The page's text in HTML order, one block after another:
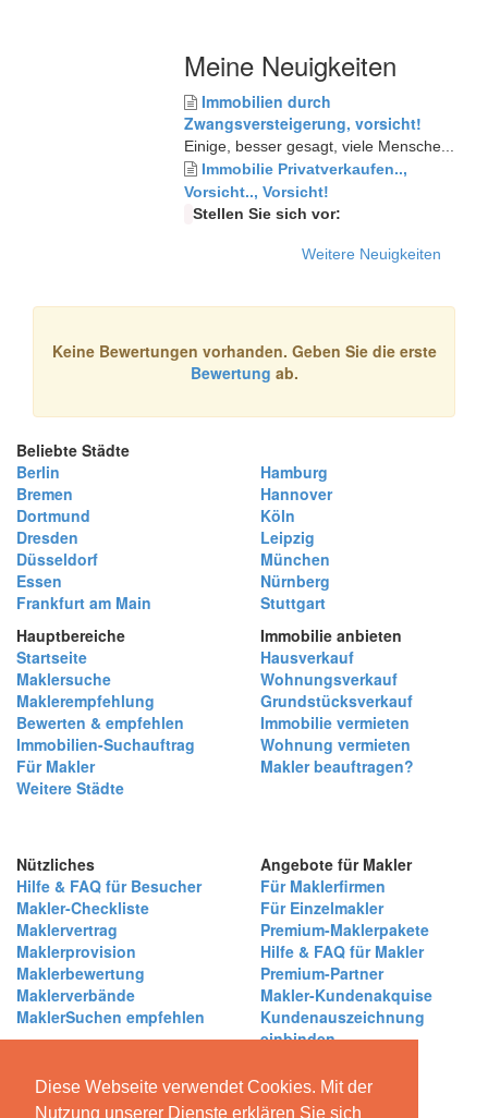
Diese Webseite verwendet Cookies. Mit der
Nutzung unserer Dienste erklären Sie sich
Meine Neuigkeiten
Immobilien durch
Zwangsversteigerung, vorsicht!
Einige, besser gesagt, viele Mensche...
Immobilie Privatverkaufen..,
Vorsicht.., Vorsicht!
Stellen Sie sich vor:
Weitere Neuigkeiten
Keine Bewertungen vorhanden. Geben Sie die erste
Bewertung ab.
Beliebte Städte
Berlin
Bremen
Dortmund
Dresden
Düsseldorf
Essen
Frankfurt am Main
Hamburg
Hannover
Köln
Leipzig
München
Nürnberg
Stuttgart
Hauptbereiche
Startseite
Maklersuche
Maklerempfehlung
Bewerten & empfehlen
Immobilien-Suchauftrag
Für Makler
Weitere Städte
Immobilie anbieten
Hausverkauf
Wohnungsverkauf
Grundstücksverkauf
Immobilie vermieten
Wohnung vermieten
Makler beauftragen?
Nützliches
Hilfe & FAQ für Besucher
Makler-Checkliste
Maklervertrag
Maklerprovision
Maklerbewertung
Maklerverbände
MaklerSuchen empfehlen
Angebote für Makler
Für Maklerfirmen
Für Einzelmakler
Premium-Maklerpakete
Hilfe & FAQ für Makler
Premium-Partner
Makler-Kundenakquise
Kundenauszeichnung
einbinden
Über uns |Blog|Kontakt| Partner|Presse|